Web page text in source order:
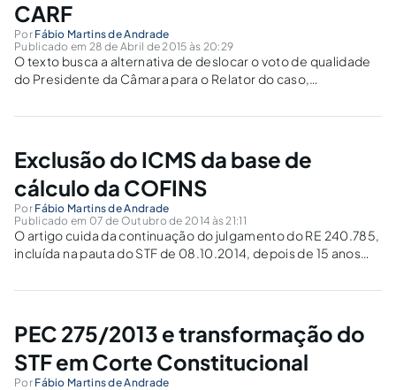
CARF
Por Fábio Martins de Andrade
Publicado em 28 de Abril de 2015 às 20:29
O texto busca a alternativa de deslocar o voto de qualidade
do Presidente da Câmara para o Relator do caso,
Exclusão do ICMS da base de
cálculo da COFINS
Por Fábio Martins de Andrade
Publicado em 07 de Outubro de 2014 às 21:11
O artigo cuida da continuação do julgamento do RE 240.785,
incluída na pauta do STF de 08.10.2014, depois de 15 anos
inconstitucionalidade da inclusão do ICMS da base de
PEC 275/2013 e transformação do
STF em Corte Constitucional
Por Fábio Martins de Andrade